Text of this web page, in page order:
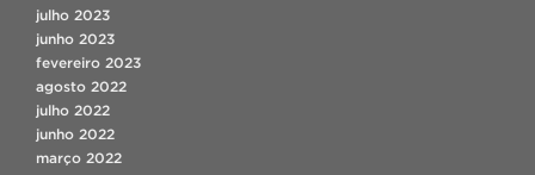
julho 2023
junho 2023
fevereiro 2023
agosto 2022
julho 2022
junho 2022
março 2022